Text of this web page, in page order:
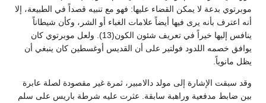
موبرتوي بدعة لا يمكن القضاء عليها: فهو مع تنبيه قصداً في الطبيعة، إلا
أنه اعترف بأنه يرى فيها أيضاً علامات الغباء أو الشر، وكأن شيطاناً
ينافس إليها خيراً في تعريف شئون الكون(13). ولعل موبرتوي كان
يوافق خصمه اللدود فولتير على أن القديس أوغسطين كان ينبغي أن
يظل مانوياً.
وقد سبقت الإشارة إلى مولد دالامبير، ثمرة غير مقصودة لصلة عابرة
بين ضابط مدفعية وراهبة سابقة. عثرت عليه شرطة باريس على سلم